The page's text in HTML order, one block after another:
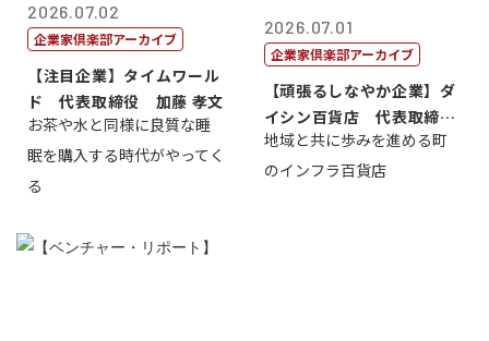
2026.07.02
企業家倶楽部アーカイブ
【注目企業】タイムワール
ド 代表取締役 加藤 孝文
お茶や水と同様に良質な睡
眠を購入する時代がやってく
る
2026.07.01
企業家倶楽部アーカイブ
【頑張るしなやか企業】ダ
イシン百貨店 代表取締役
社長 西山 ...
地域と共に歩みを進める町
のインフラ百貨店